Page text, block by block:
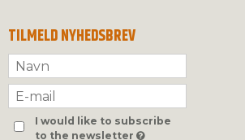
TILMELD NYHEDSBREV
I would like to subscribe
to the newsletter